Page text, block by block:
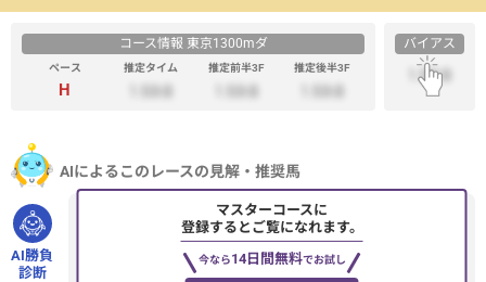
コース情報 東京1300mダ
ペース
H
推定タイム 推定前半3F 推定後半3F
バイアス
AIによるこのレースの見解・推奨馬
AI勝負
診断
ハイペースが予想される今回のレースでは、終盤の脚力が勝
敗を分けるでしょう。11.ニシノギャルズは3コーナーから4コ
ーナーまで先頭を保ち、...
マスターコースに
登録するとご覧になれます。
今なら14日間無料でお試し